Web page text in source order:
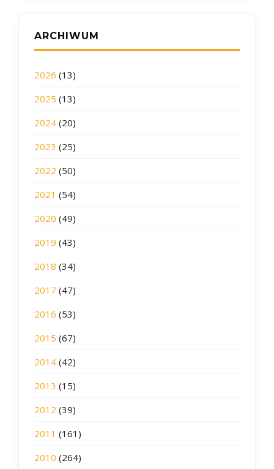
ARCHIWUM
2026 (13)
2025 (13)
2024 (20)
2023 (25)
2022 (50)
2021 (54)
2020 (49)
2019 (43)
2018 (34)
2017 (47)
2016 (53)
2015 (67)
2014 (42)
2013 (15)
2012 (39)
2011 (161)
2010 (264)